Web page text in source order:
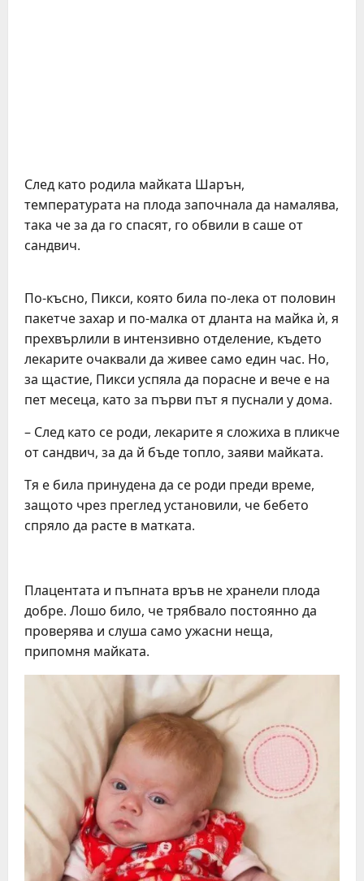
След като родила майката Шарън,
температурата на плода започнала да намалява,
така че за да го спасят, го обвили в саше от
сандвич.
По-късно, Пикси, която била по-лека от половин
пакетче захар и по-малка от дланта на майка ѝ, я
прехвърлили в интензивно отделение, където
лекарите очаквали да живее само един час. Но,
за щастие, Пикси успяла да порасне и вече е на
пет месеца, като за първи път я пуснали у дома.
– След като се роди, лекарите я сложиха в пликче
от сандвич, за да й бъде топло, заяви майката.
Тя е била принудена да се роди преди време,
защото чрез преглед установили, че бебето
спряло да расте в матката.
Плацентата и пъпната връв не хранели плода
добре. Лошо било, че трябвало постоянно да
проверява и слуша само ужасни неща,
припомня майката.